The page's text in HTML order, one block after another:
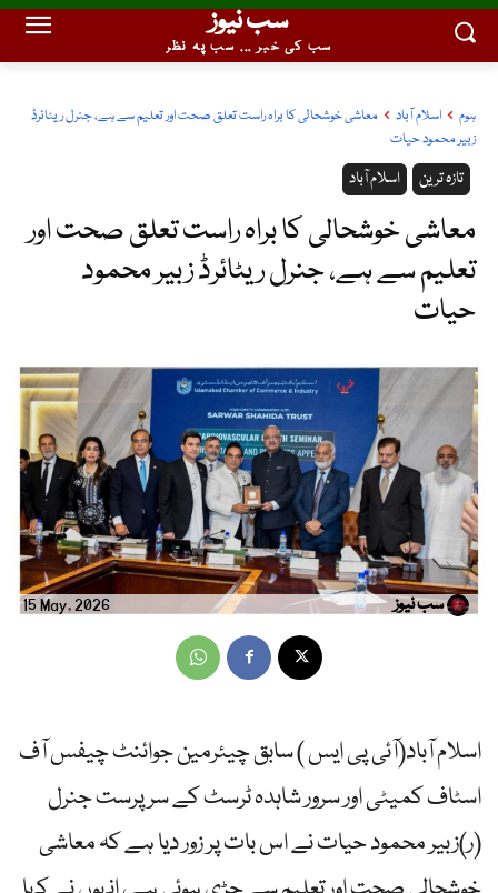
سب نیوز
سب کی خبر ... سب پہ نظر
ہوم اسلام آباد
معاشی خوشحالی کا براہ راست تعلق صحت اور تعلیم سے ہے، جنرل ریٹائرڈ
زبیر محمود حیات
اسلام آباد تازہ ترین
معاشی خوشحالی کا براہ راست تعلق صحت اور
تعلیم سے ہے، جنرل ریٹائرڈ زبیر محمود
حیات
15 May, 2026 سب نیوز
اسلام آباد(آئی پی ایس ) سابق چیئرمین جوائنٹ چیفس آف
اسٹاف کمیٹی اور سرور شاہدہ ٹرسٹ کے سرپرست جنرل
(ر)زبیر محمود حیات نے اس بات پر زور دیا ہے کہ معاشی